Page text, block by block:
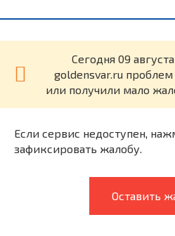
Cегодня 09
goldensvar.ru
или получили мало
Если сервис недоступен,
зафиксировать жалобу.
Оставить